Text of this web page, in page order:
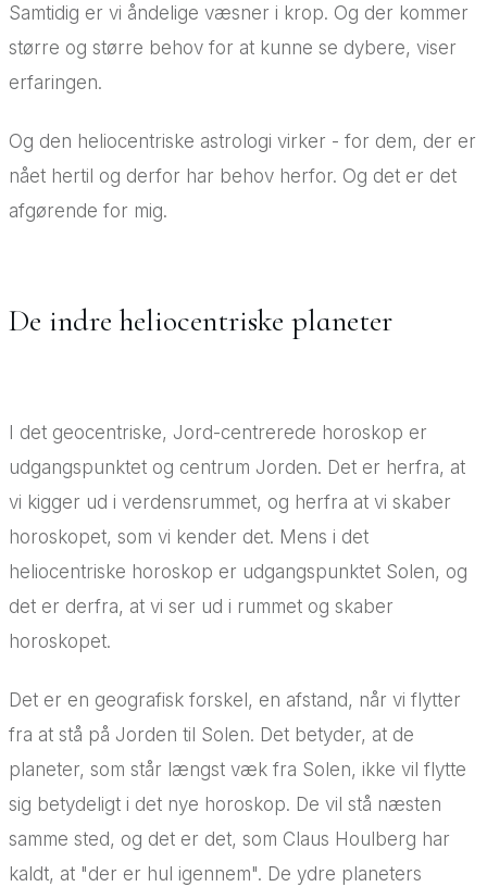
Samtidig er vi åndelige væsner i krop. Og der kommer
større og større behov for at kunne se dybere, viser
erfaringen.
Og den heliocentriske astrologi virker - for dem, der er
nået hertil og derfor har behov herfor. Og det er det
afgørende for mig.
De indre heliocentriske planeter
I det geocentriske, Jord-centrerede horoskop er
udgangspunktet og centrum Jorden. Det er herfra, at
vi kigger ud i verdensrummet, og herfra at vi skaber
horoskopet, som vi kender det. Mens i det
heliocentriske horoskop er udgangspunktet Solen, og
det er derfra, at vi ser ud i rummet og skaber
horoskopet.
Det er en geografisk forskel, en afstand, når vi flytter
fra at stå på Jorden til Solen. Det betyder, at de
planeter, som står længst væk fra Solen, ikke vil flytte
sig betydeligt i det nye horoskop. De vil stå næsten
samme sted, og det er det, som Claus Houlberg har
kaldt, at "der er hul igennem". De ydre planeters